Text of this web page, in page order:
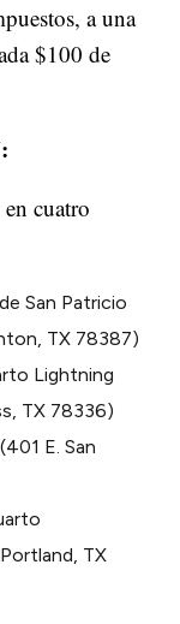
a una
$100 de
cuatro
San Patricio
TX 78387)
Lightning
TX 78336)
E. San
TX